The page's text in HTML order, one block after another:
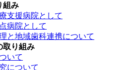
組み
支援病院として
病院として
と地域歯科連携について
取り組み
いて
について